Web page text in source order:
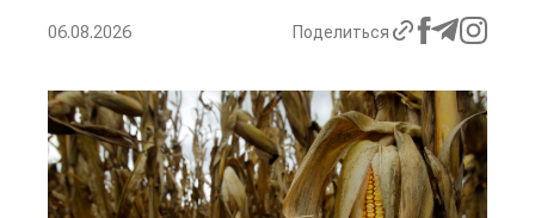
06.08.2026 Поделиться